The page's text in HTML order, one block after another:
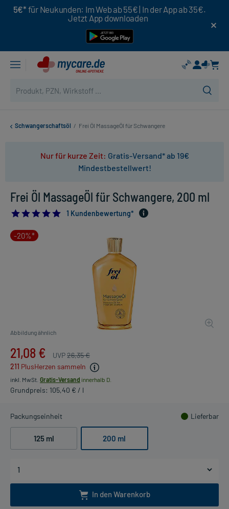
5€* für Neukunden: Im Web ab 55€ | In der App ab 35€.
Jetzt App downloaden
Schwangerschaftsöl / Frei Öl MassageÖl für Schwangere
Nur für kurze Zeit: Gratis-Versand* ab 19€
Mindestbestellwert!
Frei Öl MassageÖl für Schwangere, 200 ml
5.01 Kundenbewertung*
-20%*
Abbildung ähnlich
21,08 € UVP26,35 €
211 PlusHerzen sammeln
inkl. MwSt. Gratis-Versand innerhalb D.
Grundpreis: 105,40 € / l
Packungseinheit Lieferbar
125 ml 200 ml
In den Warenkorb